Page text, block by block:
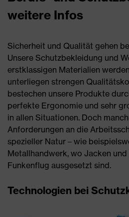
weitere Infos
Sicherheit und Qualität gehen
Unsere Schutzbekleidung und
erstklassigen Materialien
unterliegen strengen
bestechen unsere Produkte
perfekte Ergonomie und sehr
in allen Situationen. Doch
Anforderungen an die
spezieller Natur – wie
Metallhandwerk, wo Jacken
Funkenflug ausgesetzt sind.
Technologien bei